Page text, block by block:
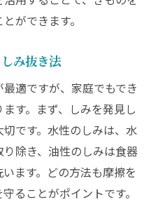
きを復元するコツ
美しさを再生する方法
きもののメンテナンス
のの持続的な美しさの
が支える伝統美の保護
ができます。
み抜き法
適ですが、家庭でもでき
す。まず、しみを発見し
です。水性のしみは、水
除き、油性のしみは食器
ます。どの方法も摩擦を
ることがポイントです。